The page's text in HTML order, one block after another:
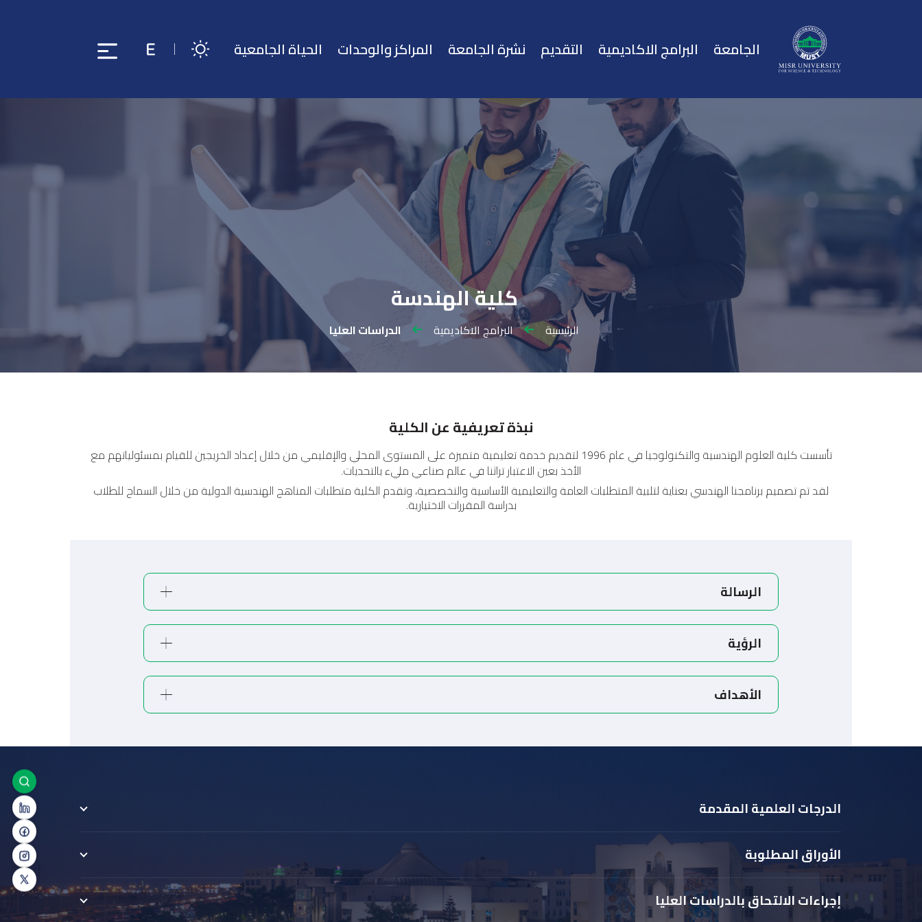
الجامعة البرامج الاكاديمية التقديم نشرة الجامعة المراكز والوحدات الحياة الجامعية
كلية الهندسة
الرئيسية البرامج الاكاديمية الدراسات العليا
نبذة تعريفية عن الكلية
تأسست كلية العلوم الهندسية والتكنولوجيا في عام 1996 لتقديم خدمة تعليمية متميزة على المستوى المحلي والإقليمي من خلال إعداد الخريجين للقيام بمسئولياتهم مع
الأخذ بعين الاعتبار تراثنا في عالم صناعي مليء بالتحديات.
لقد تم تصميم برنامجنا الهندسي بعناية لتلبية المتطلبات العامة والتعليمية الأساسية والتخصصية، وتقدم الكلية متطلبات المناهج الهندسية الدولية من خلال السماح للطلاب
بدراسة المقررات الاختيارية.
الرسالة
الرؤية
الأهداف
الدرجات العلمية المقدمة
الأوراق المطلوبة
إجراءات الالتحاق بالدراسات العليا